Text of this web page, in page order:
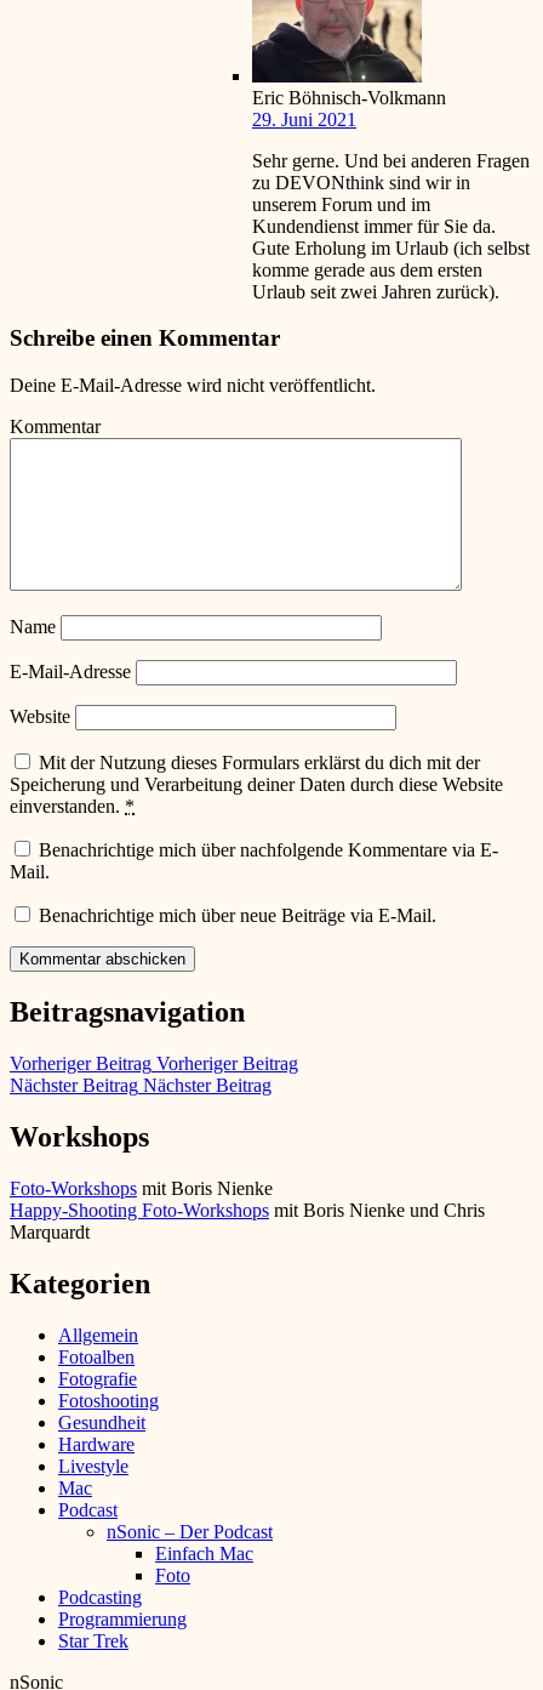
Eric Böhnisch-Volkmann
29. Juni 2021
Sehr gerne. Und bei anderen Fragen
zu DEVONthink sind wir in
unserem Forum und im
Kundendienst immer für Sie da.
Gute Erholung im Urlaub (ich selbst
komme gerade aus dem ersten
Urlaub seit zwei Jahren zurück).
Schreibe einen Kommentar
Deine E-Mail-Adresse wird nicht veröffentlicht.
Kommentar
Name
E-Mail-Adresse
Website
Mit der Nutzung dieses Formulars erklärst du dich mit der
Speicherung und Verarbeitung deiner Daten durch diese Website
einverstanden. *
Benachrichtige mich über nachfolgende Kommentare via E-
Mail.
Benachrichtige mich über neue Beiträge via E-Mail.
Beitragsnavigation
Vorheriger Beitrag Vorheriger Beitrag
Nächster Beitrag Nächster Beitrag
Workshops
Foto-Workshops mit Boris Nienke
Happy-Shooting Foto-Workshops mit Boris Nienke und Chris
Marquardt
Kategorien
Allgemein
Fotoalben
Fotografie
Fotoshooting
Gesundheit
Hardware
Livestyle
Mac
Podcast
nSonic – Der Podcast
Einfach Mac
Foto
Podcasting
Programmierung
Star Trek
nSonic